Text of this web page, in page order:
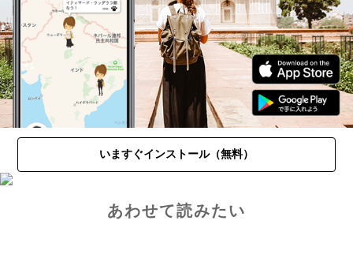
いますぐインストール（無料）
あわせて読みたい